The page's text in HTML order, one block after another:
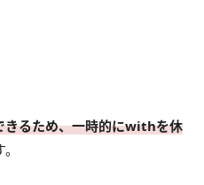
きるため、一時的にwithを休